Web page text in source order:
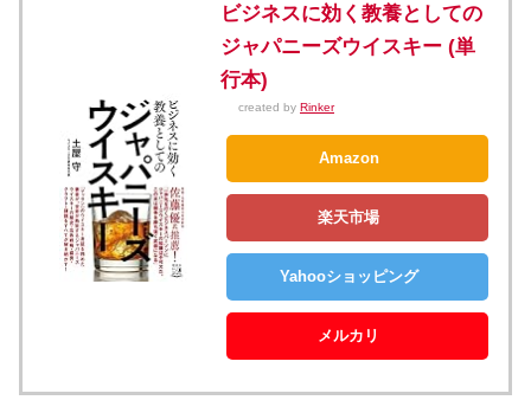
ビジネスに効く教養としての
ジャパニーズウイスキー (単
行本)
created by Rinker
Amazon
楽天市場
Yahooショッピング
メルカリ